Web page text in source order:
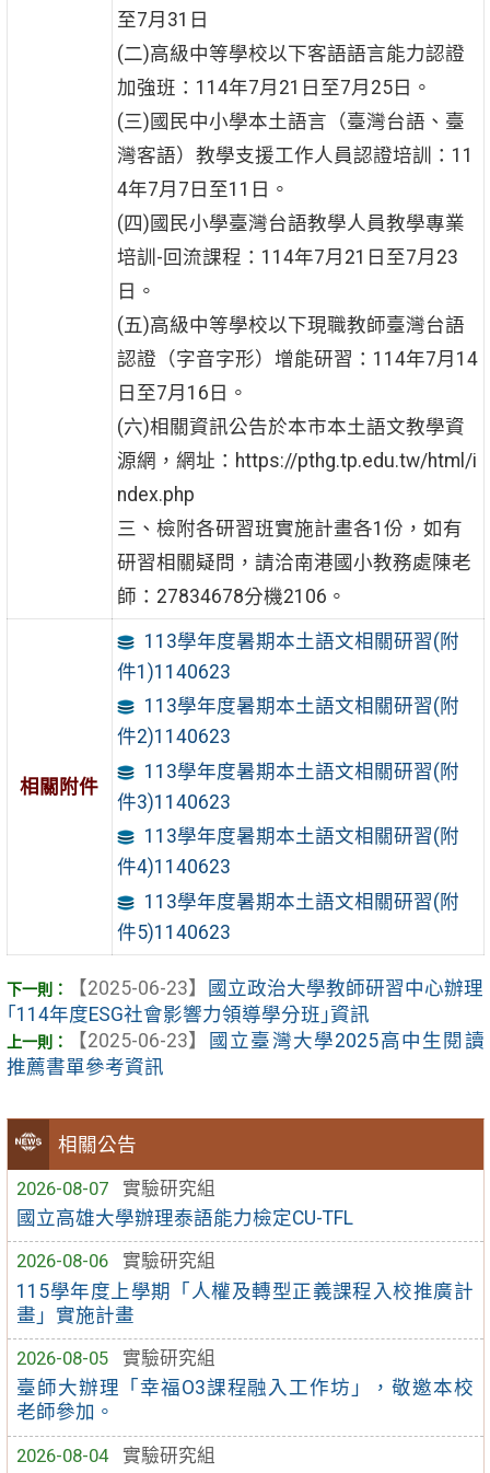
相關公告
2026-08-07
實驗研究組
國立高雄大學辦理泰語能力檢定CU-TFL
2026-08-06
實驗研究組
115學年度上學期「人權及轉型正義課程入校推廣計
畫」實施計畫
2026-08-05
實驗研究組
臺師大辦理「幸福O3課程融入工作坊」，敬邀本校
老師參加。
2026-08-04
實驗研究組
至7月31日
(二)高級中等學校以下客語語言能力認證
加強班：114年7月21日至7月25日。
(三)國民中小學本土語言（臺灣台語、臺
灣客語）教學支援工作人員認證培訓：11
4年7月7日至11日。
(四)國民小學臺灣台語教學人員教學專業
培訓-回流課程：114年7月21日至7月23
日。
(五)高級中等學校以下現職教師臺灣台語
認證（字音字形）增能研習：114年7月14
日至7月16日。
(六)相關資訊公告於本市本土語文教學資
源網，網址：https://pthg.tp.edu.tw/html/i
ndex.php
三、檢附各研習班實施計畫各1份，如有
研習相關疑問，請洽南港國小教務處陳老
師：27834678分機2106。
相關附件
113學年度暑期本土語文相關研習(附
件1)1140623
113學年度暑期本土語文相關研習(附
件2)1140623
113學年度暑期本土語文相關研習(附
件3)1140623
113學年度暑期本土語文相關研習(附
件4)1140623
113學年度暑期本土語文相關研習(附
件5)1140623
【2025-06-23】
國立政治大學教師研習中心辦理
｢114年度ESG社會影響力領導學分班｣資訊
【2025-06-23】
國立臺灣大學2025高中生閱讀
推薦書單參考資訊